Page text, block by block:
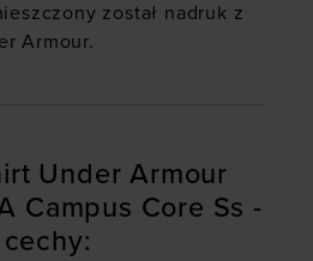
został nadruk z
Armour.
Under Armour
Campus Core Ss -